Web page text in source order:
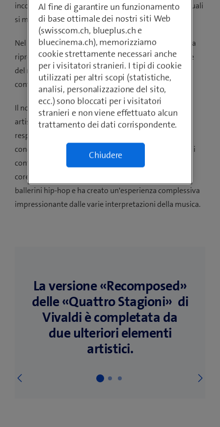
incorniciata da proiezioni su due livelli spaziali, tra i quali
si muovevano i musicisti e i ballerini.
Nel settembre dello stesso anno, la produzione è stata
riproposta con la partecipazione dell'orchestra "L'arte
del mondo" al "Digital Festival" di Zurigo - come
continuazione della "Digital Symphony" del 2017.
Il nostro regista Christian Fink è stato il direttore
artistico di questo straordinario progetto ed è stato
responsabile della messa in scena, della regia e del
concetto generale: ha sviluppato, concepito e diretto i
contenuti grafici e cinematografici, nonché le
coreografie dei quattro ballerini classici e dei due
ballerini hip-hop e ha creato un'esperienza complessiva
impressionante dalle varie interpretazioni della musica.
La versione «Recomposed»
delle «Quattro Stagioni» di
Vivaldi è completata da
due ulteriori elementi
artistici.
Al fine di garantire un funzionamento
di base ottimale dei nostri siti Web
(swisscom.ch, blueplus.ch e
bluecinema.ch), memorizziamo
cookie strettamente necessari anche
per i visitatori stranieri. I tipi di cookie
utilizzati per altri scopi (statistiche,
analisi, personalizzazione del sito,
ecc.) sono bloccati per i visitatori
stranieri e non viene effettuato alcun
trattamento dei dati corrispondente.
Chiudere